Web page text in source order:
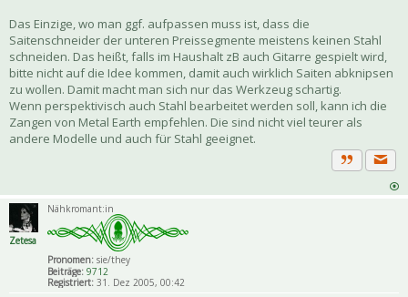
Das Einzige, wo man ggf. aufpassen muss ist, dass die
Saitenschneider der unteren Preissegmente meistens keinen Stahl
schneiden. Das heißt, falls im Haushalt zB auch Gitarre gespielt wird,
bitte nicht auf die Idee kommen, damit auch wirklich Saiten abknipsen
zu wollen. Damit macht man sich nur das Werkzeug schartig.
Wenn perspektivisch auch Stahl bearbeitet werden soll, kann ich die
Zangen von Metal Earth empfehlen. Die sind nicht viel teurer als
andere Modelle und auch für Stahl geeignet.
Zitat
Zetesa
Nähkromant:in
Pronomen: sie/they
Beiträge: 9712
Registriert: 31. Dez 2005, 00:42